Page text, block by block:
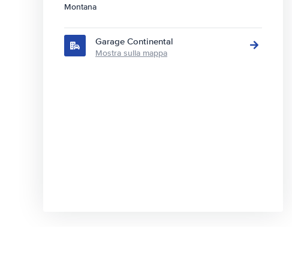
Montana
Garage Continental
Mostra sulla mappa